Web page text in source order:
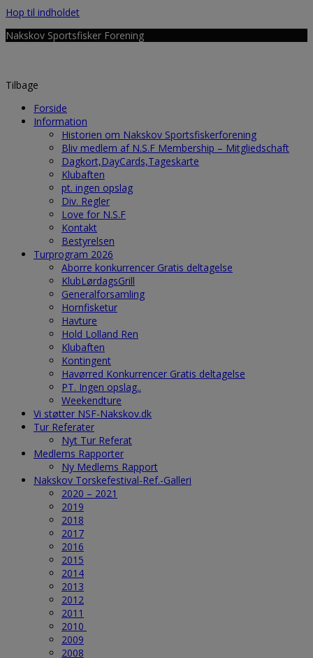
Hop til indholdet
Nakskov Sportsfisker Forening
Tilbage
Forside
Information
Historien om Nakskov Sportsfiskerforening
Bliv medlem af N.S.F Membership – Mitgliedschaft
Dagkort,DayCards,Tageskarte
Klubaften
pt. ingen opslag
Div. Regler
Love for N.S.F
Kontakt
Bestyrelsen
Turprogram 2026
Aborre konkurrencer Gratis deltagelse
KlubLørdagsGrill
Generalforsamling
Hornfisketur
Havture
Hold Lolland Ren
Klubaften
Kontingent
Havørred Konkurrencer Gratis deltagelse
PT. Ingen opslag..
Weekendture
Vi støtter NSF-Nakskov.dk
Tur Referater
Nyt Tur Referat
Medlems Rapporter
Ny Medlems Rapport
Nakskov Torskefestival-Ref.-Galleri
2020 – 2021
2019
2018
2017
2016
2015
2014
2013
2012
2011
2010
2009
2008